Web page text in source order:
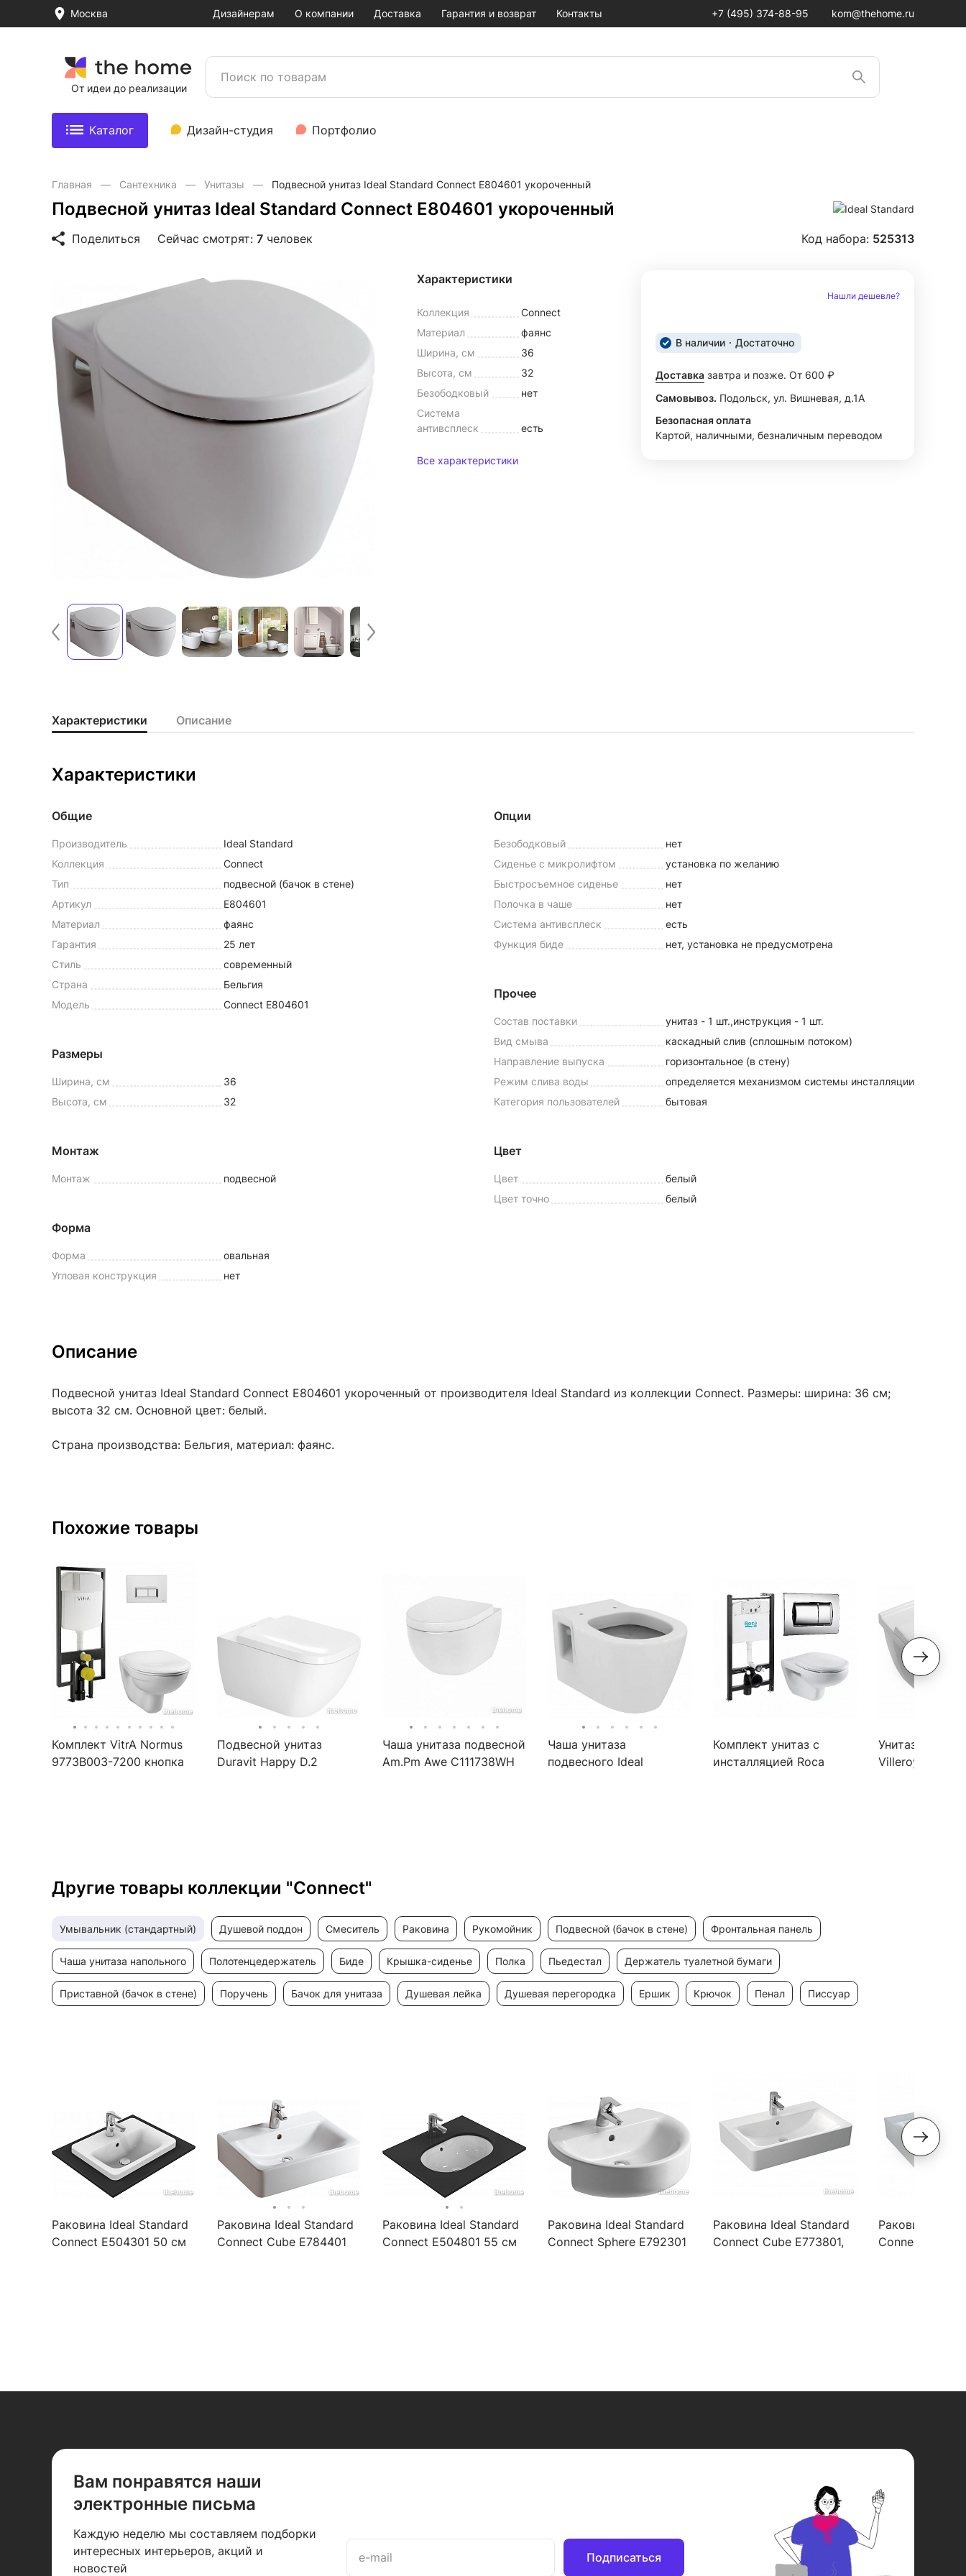
Москва Дизайнерам О компании Доставка Гарантия и возврат Контакты +7 (495) 374-88-95 kom@thehome.ru
От идеи до реализации
Каталог Дизайн-студия Портфолио
Главная Сантехника Унитазы Подвесной унитаз Ideal Standard Connect E804601 укороченный
Подвесной унитаз Ideal Standard Connect E804601 укороченный
Поделиться Сейчас смотрят: 7 человек Код набора: 525313
Характеристики
Коллекция
Connect
Материал
фаянс
Ширина, см
36
Высота, см
32
Безободковый
нет
Система
антивсплеск
есть
Все характеристики
Нашли дешевле?
В наличии Достаточно
Доставка завтра и позже. От 600 ₽
Самовывоз. Подольск, ул. Вишневая, д.1А
Безопасная оплата
Картой, наличными, безналичным переводом
Характеристики Описание
Характеристики
Общие
Производитель
Ideal Standard
Коллекция
Connect
Тип
подвесной (бачок в стене)
Артикул
E804601
Материал
фаянс
Гарантия
25 лет
Стиль
современный
Страна
Бельгия
Модель
Connect E804601
Размеры
Ширина, см
36
Высота, см
32
Монтаж
Монтаж подвесной
Форма
Форма
овальная
Угловая конструкция
нет
Опции
Безободковый
нет
Сиденье с микролифтом
установка по желанию
Быстросъемное сиденье
нет
Полочка в чаше
нет
Система антивсплеск
есть
Функция биде
нет, установка не предусмотрена
Прочее
Состав поставки
унитаз - 1 шт.,инструкция - 1 шт.
Вид смыва
каскадный слив (сплошным потоком)
Направление выпуска
горизонтальное (в стену)
Режим слива воды
определяется механизмом системы инсталляции
Категория пользователей
бытовая
Цвет
Цвет
белый
Цвет точно
белый
Описание
Подвесной унитаз Ideal Standard Connect E804601 укороченный от производителя Ideal Standard из коллекции Connect. Размеры: ширина: 36 см;
высота 32 см. Основной цвет: белый.
Страна производства: Бельгия, материал: фаянс.
Похожие товары
Комплект VitrA Normus
9773B003-7200 кнопка
Подвесной унитаз
Duravit Happy D.2
Чаша унитаза подвесной
Am.Pm Awe C111738WH
Чаша унитаза
подвесного Ideal
Комплект унитаз с
инсталляцией Roca
Унитаз
Villeroy & Boch
Другие товары коллекции "Connect"
умывальник (стандартный) душевой поддон смеситель раковина рукомойник подвесной (бачок в стене) фронтальная панель
чаша унитаза напольного полотенцедержатель биде крышка-сиденье полка пьедестал держатель туалетной бумаги
приставной (бачок в стене) поручень бачок для унитаза душевая лейка душевая перегородка ершик крючок пенал писсуар
Раковина Ideal Standard
Connect E504301 50 см
Раковина Ideal Standard
Connect Cube E784401
Раковина Ideal Standard
Connect E504801 55 см
Раковина Ideal Standard
Connect Sphere E792301
Раковина Ideal Standard
Connect Cube E773801,
Раковина Ideal
Connect Cube
Вам понравятся наши
электронные письма
Каждую неделю мы составляем подборки
интересных интерьеров, акций и
новостей
Подписаться